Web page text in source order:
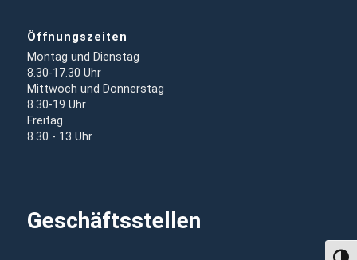
Öffnungszeiten
Montag und Dienstag
8.30-17.30 Uhr
Mittwoch und Donnerstag
8.30-19 Uhr
Freitag
8.30 - 13 Uhr
Geschäftsstellen